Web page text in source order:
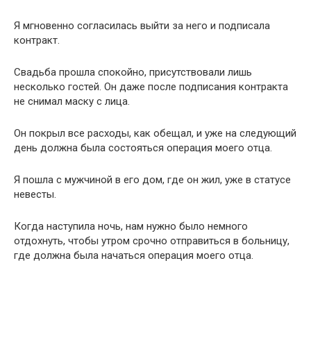
Я мгновенно согласилась выйти за него и подписала
контракт.
Свадьба прошла спокойно, присутствовали лишь
несколько гостей. Он даже после подписания контракта
не снимал маску с лица.
Он покрыл все расходы, как обещал, и уже на следующий
день должна была состояться операция моего отца.
Я пошла с мужчиной в его дом, где он жил, уже в статусе
невесты.
Когда наступила ночь, нам нужно было немного
отдохнуть, чтобы утром срочно отправиться в больницу,
где должна была начаться операция моего отца.